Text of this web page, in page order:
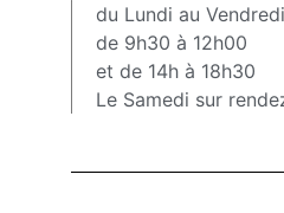
du Lundi au Vendredi
de 9h30 à 12h00
et de 14h à 18h30
Le Samedi sur